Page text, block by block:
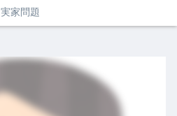
実家問題